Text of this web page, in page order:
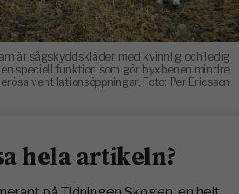
är sågskyddskläder med kvinnlig och ledig
speciell funktion som gör byxbenen mindre
ventilationsöppningar. Foto: Per Ericsson
hela artikeln?